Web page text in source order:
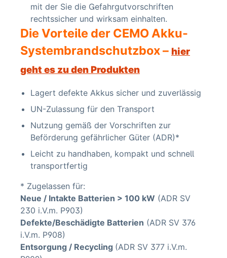
mit der Sie die Gefahrgutvorschriften
rechtssicher und wirksam einhalten.
Die Vorteile der CEMO Akku-
Systembrandschutzbox – hier
geht es zu den Produkten
Lagert defekte Akkus sicher und zuverlässig
UN-Zulassung für den Transport
Nutzung gemäß der Vorschriften zur
Beförderung gefährlicher Güter (ADR)*
Leicht zu handhaben, kompakt und schnell
transportfertig
* Zugelassen für:
Neue / Intakte Batterien > 100 kW (ADR SV
230 i.V.m. P903)
Defekte/Beschädigte Batterien (ADR SV 376
i.V.m. P908)
Entsorgung / Recycling (ADR SV 377 i.V.m.